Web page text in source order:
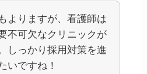
よりますが、看護師は
不可欠なクリニックが
しっかり採用対策を進
いですね！